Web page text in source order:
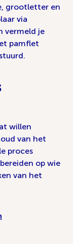
grootletter en
via
vermeld je
pamflet
willen
van het
proces
op wie
van het